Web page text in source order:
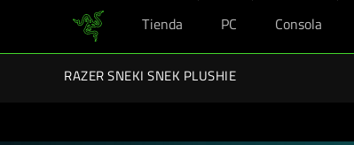
Tienda PC Consola
Kits Razer Vuelta al
RAZER SNEKI SNEK PLUSHIE